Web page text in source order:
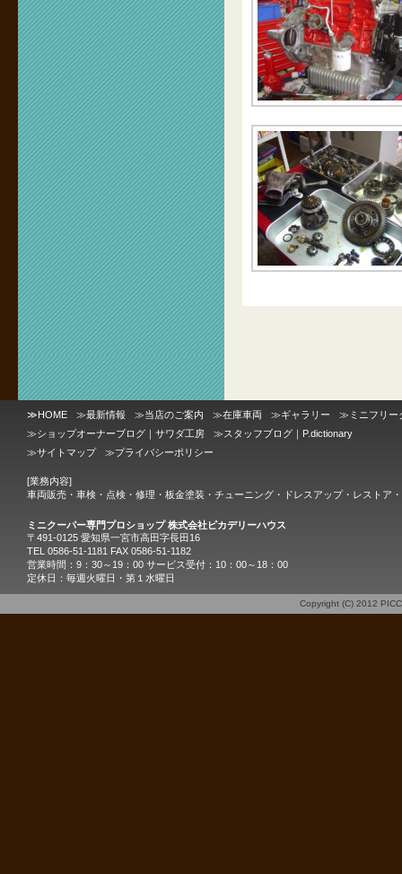
≫HOME ≫最新情報 ≫当店のご案内 ≫在庫車両 ≫ギャラリー ≫ ミニフリー
≫ショップオーナーブログ｜サワダ工房 ≫スタッフブログ｜P.dictionary
≫サイトマップ ≫プライバシーポリシー
[業務内容]
車両販売・車検・点検・修理・板金塗装・チューニング・ドレスアップ・レストア
ミニクーパー専門プロショップ 株式会社ピカデリーハウス
〒491-0125 愛知県一宮市高田字長田16
TEL 0586-51-1181 FAX 0586-51-1182
営業時間：9：30～19：00 サービス受付：10：00～18：00
定休日：毎週火曜日・第１水曜日
Copyright (C) 2012